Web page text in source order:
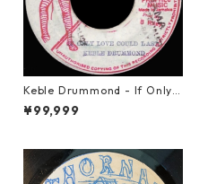
Keble Drummond - If Only L
ove Could Last【7-21710】
¥99,999